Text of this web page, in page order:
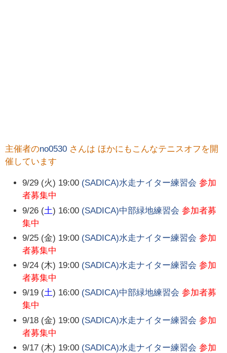
主催者のno0530 さんは ほかにもこんなテニスオフを開
催しています
9/29 (火) 19:00 (SADICA)水走ナイター練習会 参加
者募集中
9/26 (土) 16:00 (SADICA)中部緑地練習会 参加者募
集中
9/25 (金) 19:00 (SADICA)水走ナイター練習会 参加
者募集中
9/24 (木) 19:00 (SADICA)水走ナイター練習会 参加
者募集中
9/19 (土) 16:00 (SADICA)中部緑地練習会 参加者募
集中
9/18 (金) 19:00 (SADICA)水走ナイター練習会 参加
者募集中
9/17 (木) 19:00 (SADICA)水走ナイター練習会 参加